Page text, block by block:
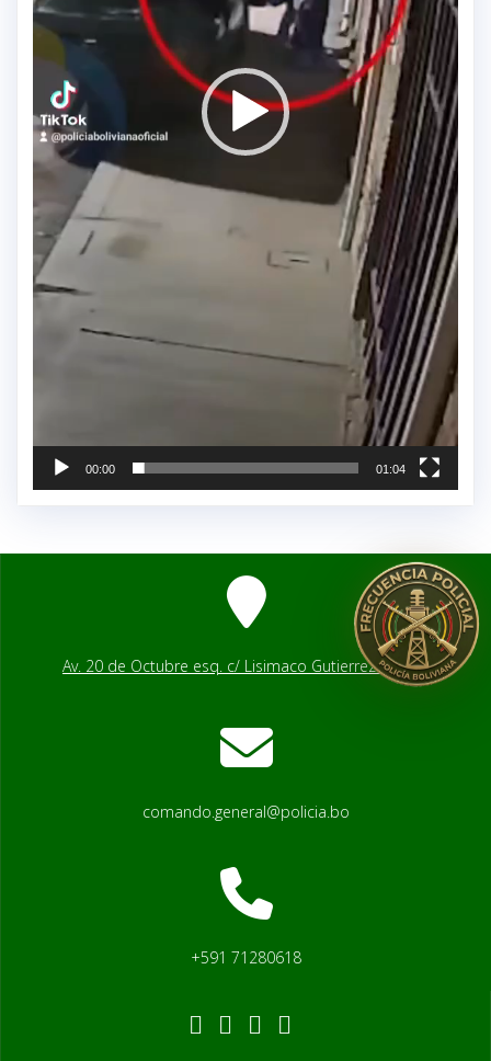
00:00 01:04
Av. 20 de Octubre esq. c/ Lisimaco Gutierrez # 2541
comando.general@policia.bo
+591 71280618